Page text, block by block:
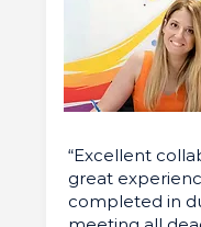
“Excellent
great
completed in